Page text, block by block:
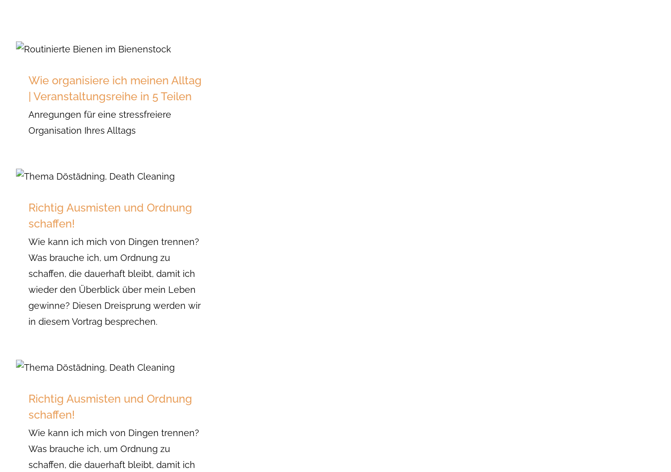
Wie organisiere ich meinen Alltag
| Veranstaltungsreihe in 5 Teilen
Anregungen für eine stressfreiere
Organisation Ihres Alltags
Richtig Ausmisten und Ordnung
schaffen!
Wie kann ich mich von Dingen trennen?
Was brauche ich, um Ordnung zu
schaffen, die dauerhaft bleibt, damit ich
wieder den Überblick über mein Leben
gewinne? Diesen Dreisprung werden wir
in diesem Vortrag besprechen.
Richtig Ausmisten und Ordnung
schaffen!
Wie kann ich mich von Dingen trennen?
Was brauche ich, um Ordnung zu
schaffen, die dauerhaft bleibt, damit ich